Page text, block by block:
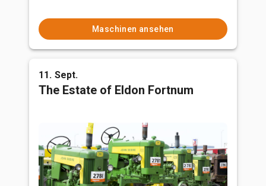
Maschinen ansehen
11. Sept.
The Estate of Eldon Fortnum